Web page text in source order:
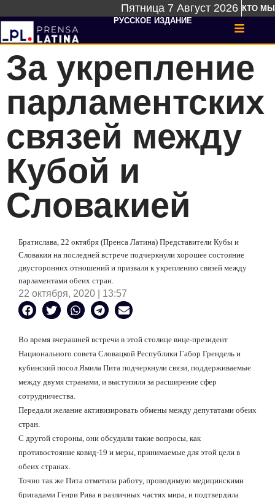
Пятница 7 Август 2026 КТО МЫ
РУССКОЕ ИЗДАНИЕ
За укрепление
парламентских
связей между
Кубой и
Словакией
Братислава, 22 октября (Пренса Латина) Представители Кубы и
Словакии на последней встрече подчеркнули хорошее состояние
двусторонних отношений и призвали к укреплению связей между
парламентами обеих стран.
22 октября, 2020 | 13:57
Во время вчерашней встречи в этой столице вице-президент
Национального совета Словацкой Республики Габор Грендель и
кубинский посол Ямила Пита подчеркнули связи, поддерживаемые
между двумя странами, и выступили за расширение сфер
сотрудничества.
Передали желание активизировать обмены между депутатами обеих
стран.
С другой стороны, они обсудили такие вопросы, как
противостояние ковид-19 и меры, принимаемые для этой цели в
обеих странах.
Точно так же Пита отметила работу, проводимую медицинскими
бригадами Генри Рива в различных частях мира, и подтвердила